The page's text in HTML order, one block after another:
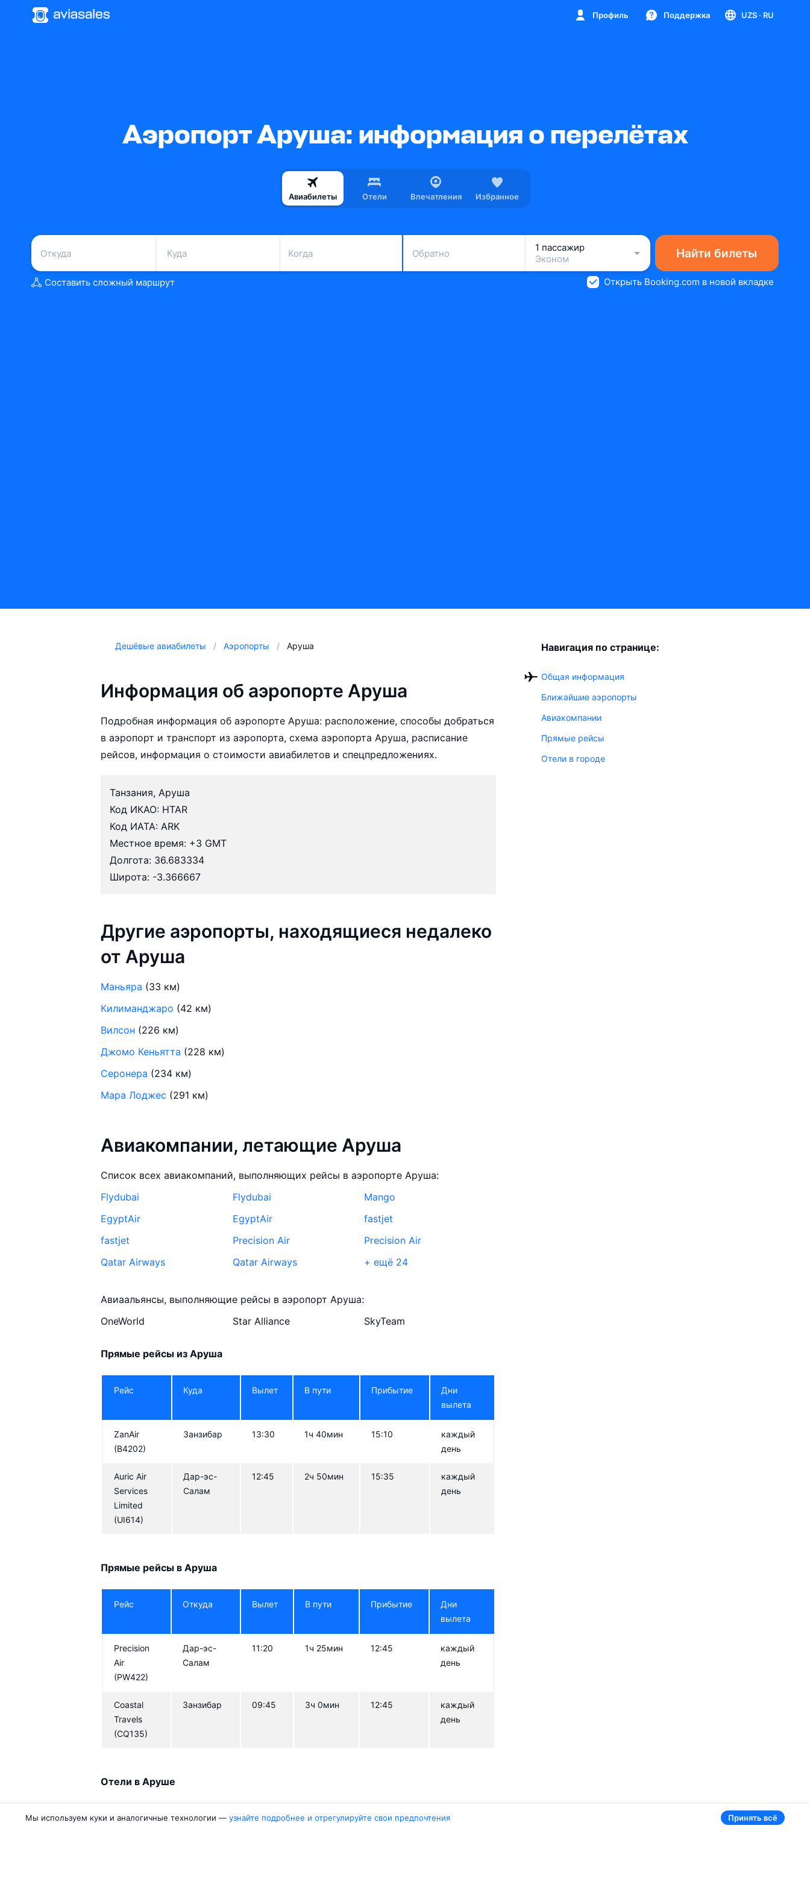
Профиль Поддержка UZS · RU
Аэропорт Аруша: информация о перелётах
Авиабилеты Отели Впечатления Избранное
Когда Обратно
1 пассажир
Эконом
Найти билеты
Составить сложный маршрут Открыть Booking.com в новой вкладке
Дешёвые авиабилеты Аэропорты Аруша
Информация об аэропорте Аруша
Подробная информация об аэропорте Аруша: расположение, способы добраться
в аэропорт и транспорт из аэропорта, схема аэропорта Аруша, расписание
рейсов, информация о стоимости авиабилетов и спецпредложениях.
Танзания, Аруша
Код ИКАО: HTAR
Код ИАТА: ARK
Местное время: +3 GMT
Долгота: 36.683334
Широта: -3.366667
Другие аэропорты, находящиеся недалеко
от Аруша
Маньяра (33 км)
Килиманджаро (42 км)
Вилсон (226 км)
Джомо Кеньятта (228 км)
Серонера (234 км)
Мара Лоджес (291 км)
Авиакомпании, летающие Аруша
Список всех авиакомпаний, выполняющих рейсы в аэропорте Аруша:
Flydubai
Flydubai
Mango
EgyptAir
EgyptAir
fastjet
fastjet
Precision Air
Precision Air
Qatar Airways
Qatar Airways
+ ещё 24
Аэрофлот
Аэрофлот
Oman Air
Oman Air
RwandAir
RwandAir
Auric Air Services Limited
Fly540
Fly540
ZanAir
Condor Condor
Авиаальянсы, выполняющие рейсы в аэропорт Аруша:
OneWorld
Star Alliance SkyTeam
Прямые рейсы из Аруша
Рейс Куда Вылет В пути Прибытие
Дни
вылета
ZanAir
(B4202)
Занзибар 13:30 1ч 40мин 15:10
каждый
день
Auric Air
Services
Limited
(UI614)
Дар-эс-
Салам
12:45 2ч 50мин 15:35
каждый
день
Прямые рейсы в Аруша
Рейс Откуда Вылет В пути Прибытие
Дни
вылета
Precision
Air
(PW422)
Дар-эс-
Салам
11:20 1ч 25мин 12:45
каждый
день
Coastal
Travels
(CQ135)
Занзибар 09:45 3ч 0мин 12:45
каждый
день
Отели в Аруше
Навигация по странице:
Общая информация
Ближайшие аэропорты
Авиакомпании
Прямые рейсы
Отели в городе
Мы используем куки и аналогичные технологии — узнайте подробнее и отрегулируйте свои предпочтения Принять всё